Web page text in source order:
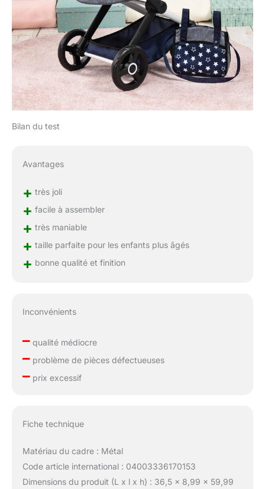
Bilan du test
Avantages
+ très joli
+ facile à assembler
+ très maniable
+ taille parfaite pour les enfants plus âgés
+ bonne qualité et finition
Inconvénients
–qualité médiocre
–problème de pièces défectueuses
–prix excessif
Fiche technique
Matériau du cadre : Métal
Code article international : 04003336170153
Dimensions du produit (L x l x h) : 36,5 x 8,99 x 59,99